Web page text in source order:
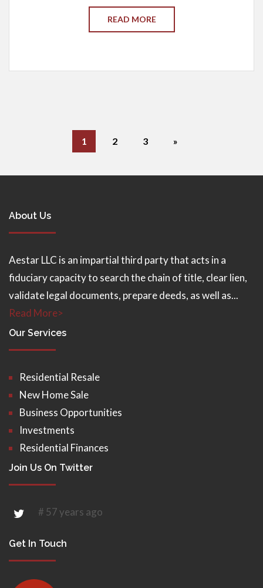
READ MORE
1 2 3 »
About Us
Aestar LLC is an impartial third party that acts in a
fiduciary capacity to search the chain of title, clear lien,
validate legal documents, prepare deeds, as well as...
Read More>
Our Services
Residential Resale
New Home Sale
Business Opportunities
Investments
Residential Finances
Join Us On Twitter
# 57 years ago
Get In Touch